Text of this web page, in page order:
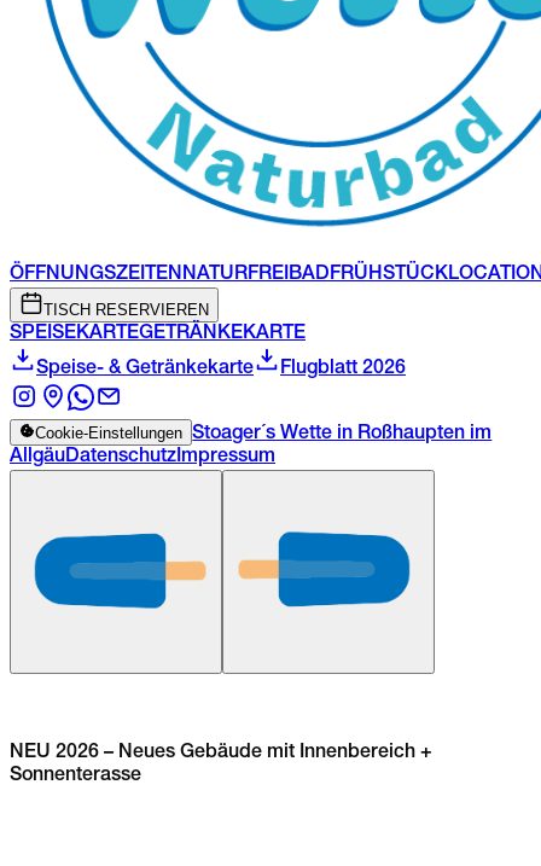
ÖFFNUNGSZEITENNATURFREIBADFRÜHSTÜCK
TISCH RESERVIEREN
SPEISEKARTEGETRÄNKEKARTE
Speise- & Getränkekarte
Flugblatt 2026
Cookie-Einstellungen Stoager´s Wette in Roßhaupten im
AllgäuDatenschutzImpressum
NEU 2026 – Neues Gebäude mit Innenbereich +
Sonnenterasse